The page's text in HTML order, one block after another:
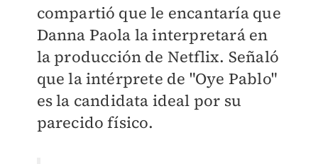
compartió que le encantaría que
Danna Paola la interpretará en
la producción de Netflix. Señaló
que la intérprete de "Oye Pablo"
es la candidata ideal por su
parecido físico.